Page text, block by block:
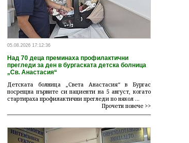
05.08.2026 17:12:36
Над 70 деца преминаха профилактични
прегледи за ден в бургаската детска болница
„Св. Анастасия“
Детската болница „Света Анастасия“ в Бургас
посрещна първите си пациенти на 5 август, когато
стартираха профилактични прегледи по някол ...
Прочети повече >>